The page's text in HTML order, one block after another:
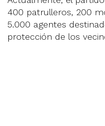
400 patrulleros, 200
5.000 agentes
protección de los